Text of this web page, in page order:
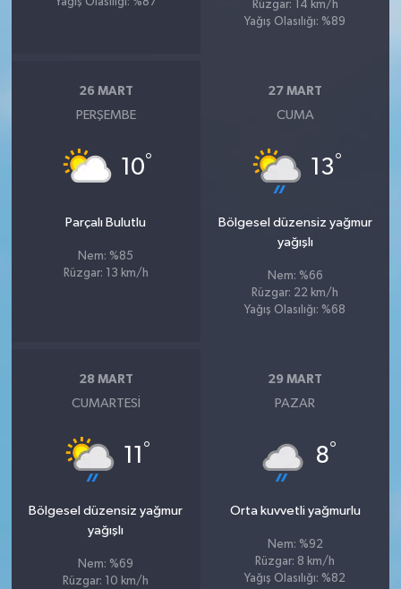
Yağış Olasılığı: %87
Rüzgar: 14 km/h
Yağış Olasılığı: %89
26 MART
PERŞEMBE
10°
Parçalı Bulutlu
Nem: %85
Rüzgar: 13 km/h
27 MART
CUMA
13°
Bölgesel düzensiz yağmur
yağışlı
Nem: %66
Rüzgar: 22 km/h
Yağış Olasılığı: %68
28 MART
CUMARTESI
11 °
Bölgesel düzensiz yağmur
yağışlı
Nem: %69
Rüzgar: 10 km/h
29 MART
PAZAR
8°
Orta kuvvetli yağmurlu
Nem: %92
Rüzgar: 8 km/h
Yağış Olasılığı: %82